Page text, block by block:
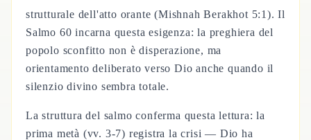
strutturale dell'atto orante (Mishnah Berakhot 5:1). Il
Salmo 60 incarna questa esigenza: la preghiera del
popolo sconfitto non è disperazione, ma
orientamento deliberato verso Dio anche quando il
silenzio divino sembra totale.
La struttura del salmo conferma questa lettura: la
prima metà (vv. 3-7) registra la crisi — Dio ha